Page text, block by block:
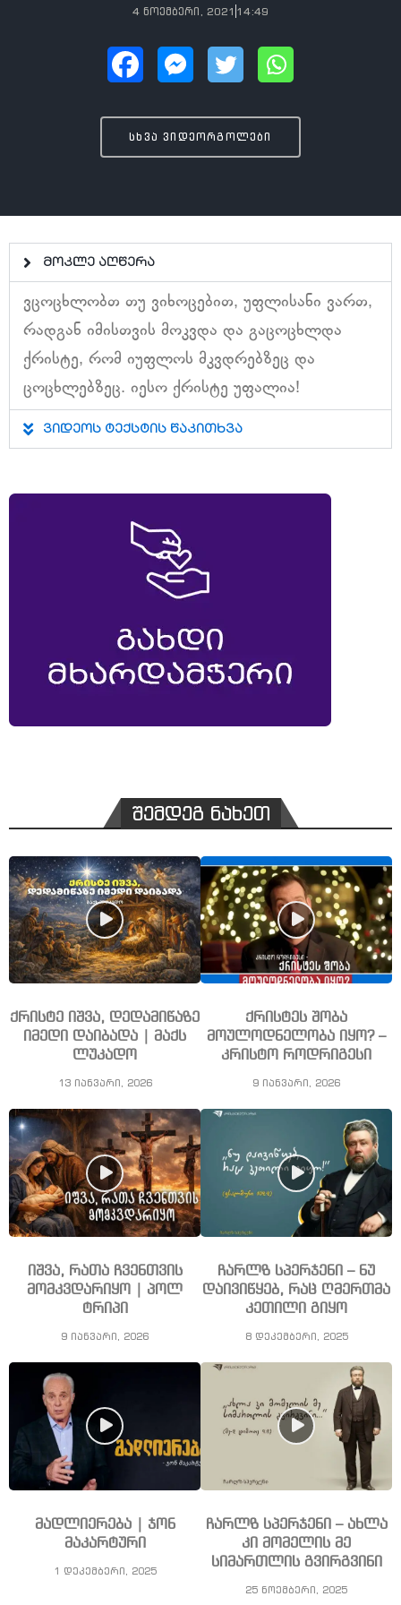
4 ნოემბერი, 2021 14:49
სხვა ვიდეორგოლები
მოკლე აღწერა
ვცოცხლობთ თუ ვიხოცებით, უფლისანი ვართ,
რადგან იმისთვის მოკვდა და გაცოცხლდა
ქრისტე, რომ იუფლოს მკვდრებზეც და
ცოცხლებზეც. იესო ქრისტე უფალია!
ვიდეოს ტექსტის წაკითხვა
შემდეგ ნახეთ
ქრისტე იშვა, დედამიწაზე
იმედი დაიბადა | მაქს
ლუკადო
13 იანვარი, 2026
ქრისტეს შობა
მოულოდნელობა იყო? –
კრისტო როდრიგესი
9 იანვარი, 2026
იშვა, რათა ჩვენთვის
მომკვდარიყო | პოლ
ტრიპი
9 იანვარი, 2026
ჩარლზ სპერჯენი – ნუ
დაივიწყებ, რაც ღმერთმა
კეთილი გიყო
8 დეკემბერი, 2025
მადლიერება | ჯონ
მაკარტური
1 დეკემბერი, 2025
ჩარლზ სპერჯენი – ახლა
კი მომელის მე
სიმართლის გვირგვინი
25 ნოემბერი, 2025